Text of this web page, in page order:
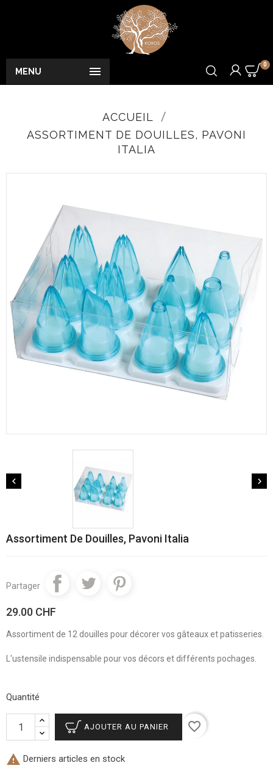

MENU
0
ACCUEIL
ASSORTIMENT DE DOUILLES, PAVONI
ITALIA
 
Assortiment De Douilles, Pavoni Italia
Partager
29.00 CHF
Assortiment de 12 douilles pour décorer vos gâteaux et patisseries.
L'ustensile indispensable pour vos décors et différents pochages.
Quantité
AJOUTER AU PANIER favorite_border
 Derniers articles en stock